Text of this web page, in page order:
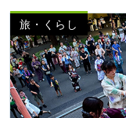
旅・くらし